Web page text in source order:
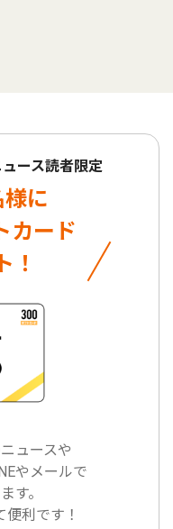
ース読者限定
に
カード
！
ュースや
やメールで
す。
利です！